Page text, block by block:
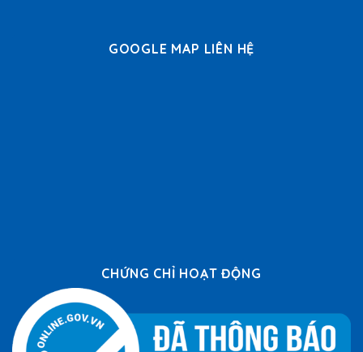
GOOGLE MAP LIÊN HỆ
CHỨNG CHỈ HOẠT ĐỘNG